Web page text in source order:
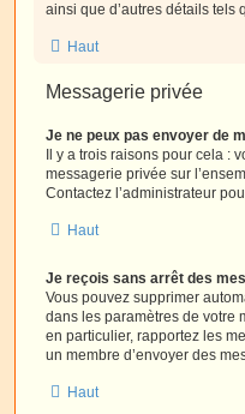
ainsi que d’autres détails tels
Haut
Messagerie privée
Je ne peux pas envoyer de
Il y a trois raisons pour cela :
messagerie privée sur
Contactez l’administrateur
Haut
Je reçois sans arrêt des
Vous pouvez supprimer
dans les paramètres de votre
en particulier, rapportez les
un membre d’envoyer des
Haut